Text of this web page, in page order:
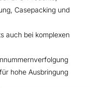
Casepacking und
auch bei komplexen
hohe Ausbringung